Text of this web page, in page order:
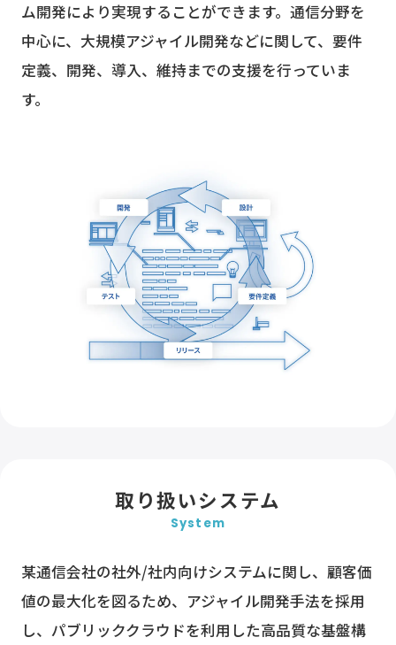
ム開発により実現することができます。通信分野を
中心に、大規模アジャイル開発などに関して、要件
定義、開発、導入、維持までの支援を行っていま
す。
取り扱いシステム
System
某通信会社の社外/社内向けシステムに関し、顧客価
値の最大化を図るため、アジャイル開発手法を採用
し、パブリッククラウドを利用した高品質な基盤構